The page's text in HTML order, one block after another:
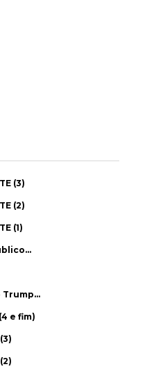
(3)
(2)
(1)
Trump…
e fim)